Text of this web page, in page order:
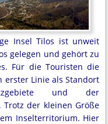
Insel Tilos ist unweit
gelegen und gehört zu
Für die Touristen die
erster Linie als Standort
und der
Trotz der kleinen Größe
Inselterritorium. Hier